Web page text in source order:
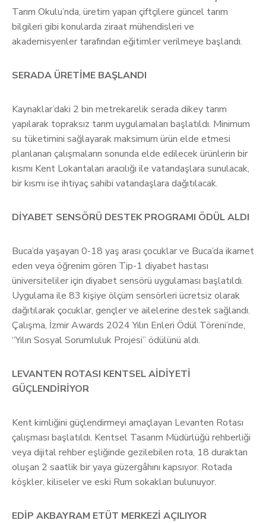
Tarım Okulu’nda, üretim yapan çiftçilere güncel tarım
bilgileri gibi konularda ziraat mühendisleri ve
akademisyenler tarafından eğitimler verilmeye başlandı.
SERADA ÜRETİME BAŞLANDI
Kaynaklar’daki 2 bin metrekarelik serada dikey tarım
yapılarak topraksız tarım uygulamaları başlatıldı. Minimum
su tüketimini sağlayarak maksimum ürün elde etmesi
planlanan çalışmaların sonunda elde edilecek ürünlerin bir
kısmı Kent Lokantaları aracılığı ile vatandaşlara sunulacak,
bir kısmı ise ihtiyaç sahibi vatandaşlara dağıtılacak.
DİYABET SENSÖRÜ DESTEK PROGRAMI ÖDÜL ALDI
Buca’da yaşayan 0-18 yaş arası çocuklar ve Buca’da ikamet
eden veya öğrenim gören Tip-1 diyabet hastası
üniversiteliler için diyabet sensörü uygulaması başlatıldı.
Uygulama ile 83 kişiye ölçüm sensörleri ücretsiz olarak
dağıtılarak çocuklar, gençler ve ailelerine destek sağlandı.
Çalışma, İzmir Awards 2024 Yılın Enleri Ödül Töreni’nde,
“Yılın Sosyal Sorumluluk Projesi” ödülünü aldı.
LEVANTEN ROTASI KENTSEL AİDİYETİ
GÜÇLENDİRİYOR
Kent kimliğini güçlendirmeyi amaçlayan Levanten Rotası
çalışması başlatıldı. Kentsel Tasarım Müdürlüğü rehberliği
veya dijital rehber eşliğinde gezilebilen rota, 18 duraktan
oluşan 2 saatlik bir yaya güzergâhını kapsıyor. Rotada
köşkler, kiliseler ve eski Rum sokakları bulunuyor.
EDİP AKBAYRAM ETÜT MERKEZİ AÇILIYOR